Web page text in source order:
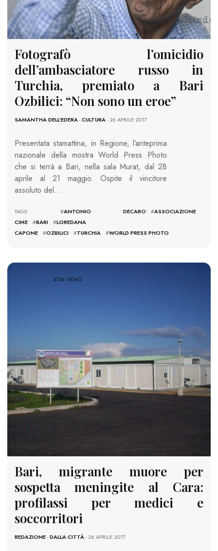
Fotografò l’omicidio
dell’ambasciatore russo in
Turchia, premiato a Bari
Ozbilici: “Non sono un eroe”
SAMANTHA DELL'EDERA-CULTURA- 26 APRILE 2017
Presentata stamattina, in Regione, l’anteprima
nazionale della mostra World Press Photo
che si terrà a Bari, nella sala Murat, dal 28
aprile al 21 maggio. Ospite il vincitore
assoluto del…
TAGS: #ANTONIO DECARO #ASSOCIAZIONE
CIME
#BARI #LOREDANA
CAPONE
#OZBILICI #TURCHIA #WORLD PRESS PHOTO
4734 VIEWS
Bari, migrante muore per
sospetta meningite al Cara:
profilassi per medici e
soccorritori
REDAZIONE-DALLA CITTÀ- 26 APRILE 2017